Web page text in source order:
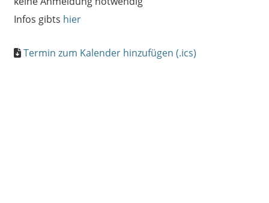
Infos gibts hier
Termin zum Kalender hinzufügen (.ics)